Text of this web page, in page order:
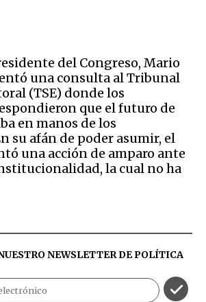
del Congreso, Mario
una consulta al Tribunal
(TSE) donde los
que el futuro de
en manos de los
su afán de poder asumir, el
una acción de amparo ante
la cual no ha
NEWSLETTER DEPOLÍTICA